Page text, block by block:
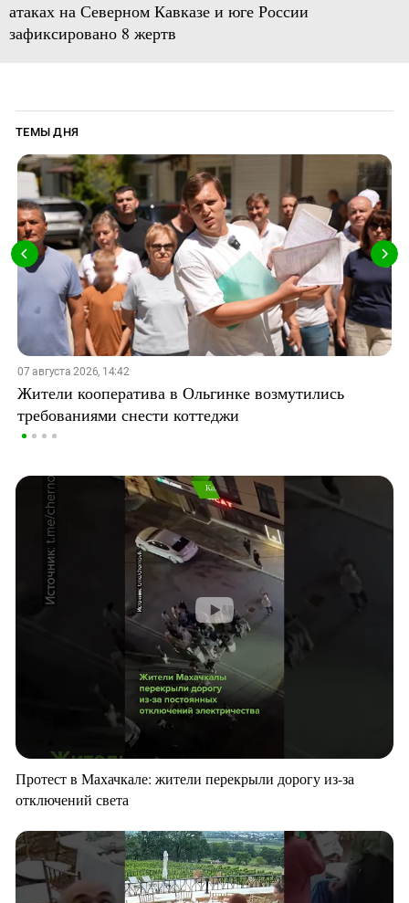
атаках на Северном Кавказе и юге России
зафиксировано 8 жертв
ТЕМЫ ДНЯ
07 августа 2026, 14:42
Жители кооператива в Ольгинке возмутились
требованиями снести коттеджи
Протест в Махачкале: жители перекрыли дорогу из-за
отключений света